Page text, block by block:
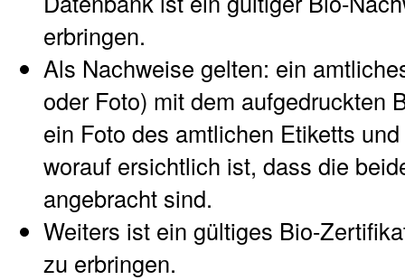
erbringen.
Als Nachweise gelten: ein
oder Foto) mit dem aufgedruckten
ein Foto des amtlichen Etiketts
worauf ersichtlich ist, dass die
angebracht sind.
Weiters ist ein gültiges Bio-
zu erbringen.